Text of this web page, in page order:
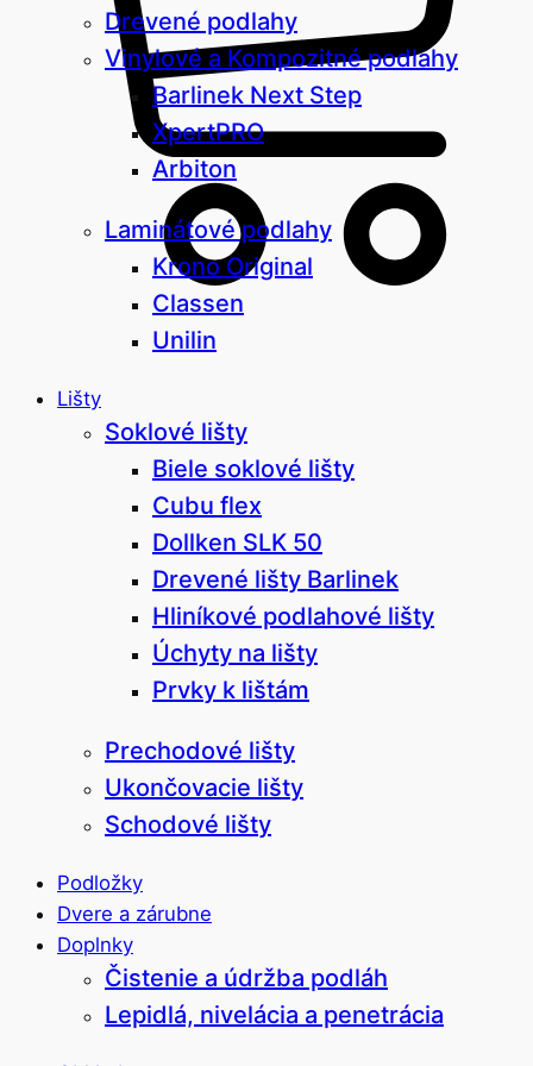
Drevené podlahy
Vinylové a Kompozitné podlahy
Barlinek Next Step
XpertPRO
Arbiton
Laminátové podlahy
Krono Original
Classen
Unilin
Lišty
Soklové lišty
Biele soklové lišty
Cubu flex
Dollken SLK 50
Drevené lišty Barlinek
Hliníkové podlahové lišty
Úchyty na lišty
Prvky k lištám
Prechodové lišty
Ukončovacie lišty
Schodové lišty
Podložky
Dvere a zárubne
Doplnky
Čistenie a údržba podláh
Lepidlá, nivelácia a penetrácia